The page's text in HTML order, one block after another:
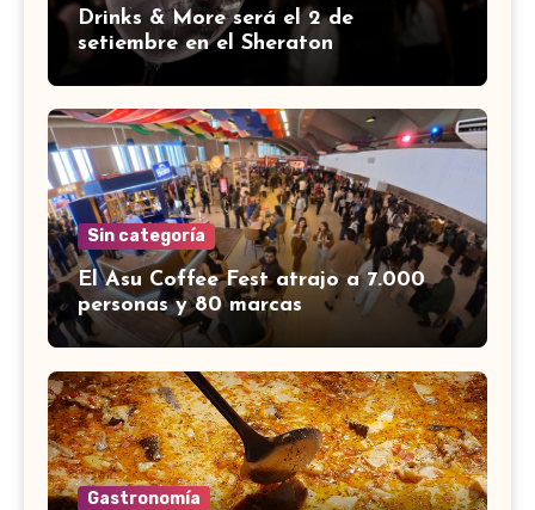
Drinks & More será el 2 de
setiembre en el Sheraton
Sin categoría
El Asu Coffee Fest atrajo a 7.000
personas y 80 marcas
Gastronomía